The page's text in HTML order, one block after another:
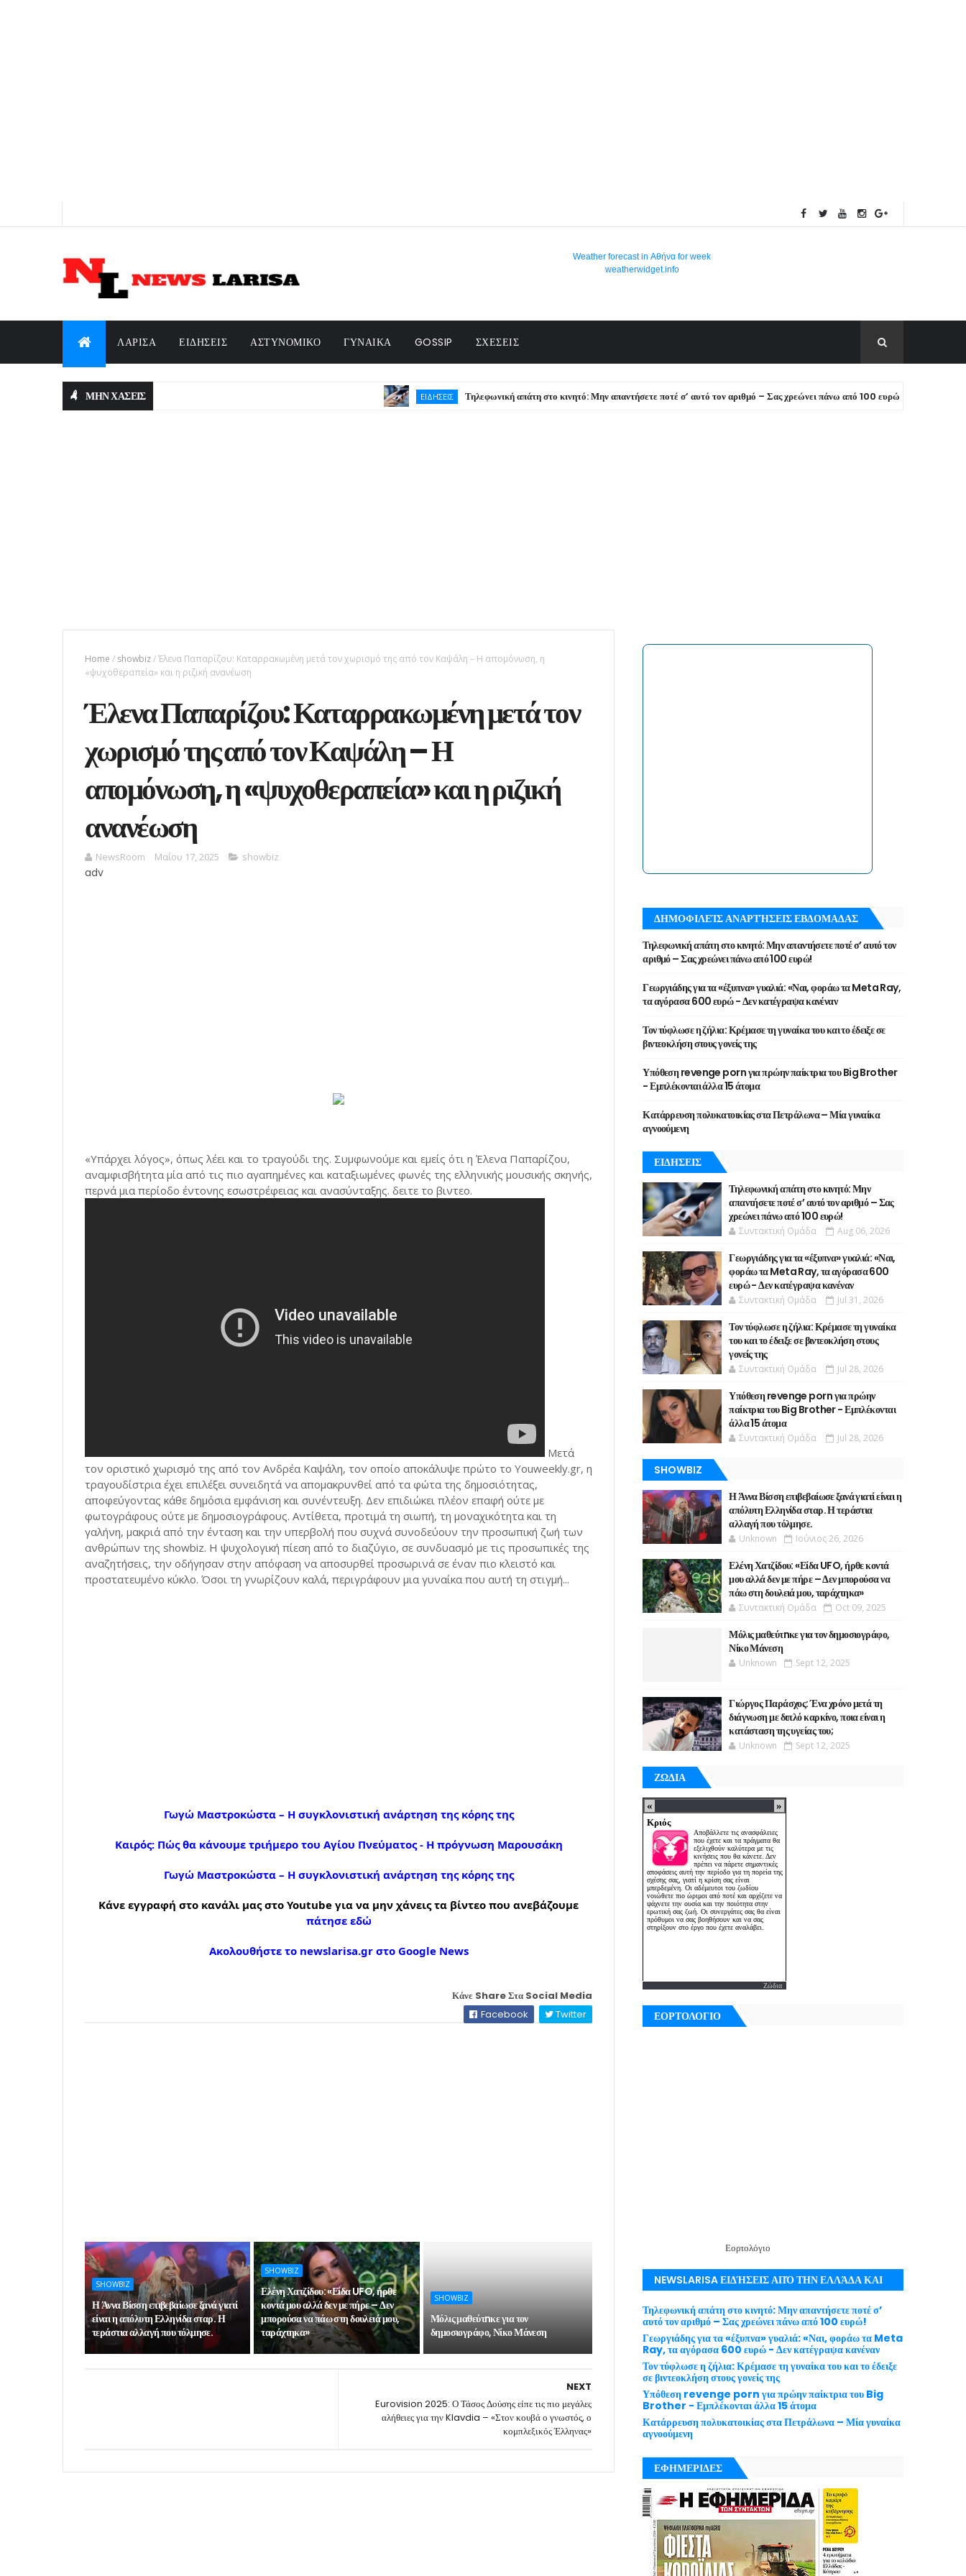
Weather forecast in Αθήνα for week
weatherwidget.info
ΛΑΡΙΣΑ ΕΙΔΗΣΕΙΣ ΑΣΤΥΝΟΜΙΚΟ ΓΥΝΑΙΚΑ GOSSIP ΣΧΕΣΕΙΣ
ΜΗΝ ΧΑΣΕΙΣ ΕΙΔΗΣΕΙΣ Τηλεφωνική απάτη στο κινητό: Μην απαντήσετε ποτέ σ’ αυτό τον αριθμό – Σας χρεώνει πάνω από 100 ευρώ!
Home / showbiz/Έλενα Παπαρίζου: Καταρρακωμένη μετά τον χωρισμό της από τον Καψάλη – Η απομόνωση, η
«ψυχοθεραπεία» και η ριζική ανανέωση
Έλενα Παπαρίζου: Καταρρακωμένη μετά τον
χωρισμό της από τον Καψάλη – Η
απομόνωση, η «ψυχοθεραπεία» και η ριζική
ανανέωση
NewsRoom Μαΐου 17, 2025 showbiz
adv
«Υπάρχει λόγος», όπως λέει και το τραγούδι της. Συμφωνούμε και εμείς ότι η Έλενα Παπαρίζου,
αναμφισβήτητα μία από τις πιο αγαπημένες και καταξιωμένες φωνές της ελληνικής μουσικής σκηνής,
περνά μια περίοδο έντονης εσωστρέφειας και ανασύνταξης. δειτε το βιντεο.
Μετά
τον οριστικό χωρισμό της από τον Ανδρέα Καψάλη, τον οποίο αποκάλυψε πρώτο το Youweekly.gr, η
τραγουδίστρια έχει επιλέξει συνειδητά να απομακρυνθεί από τα φώτα της δημοσιότητας,
αποφεύγοντας κάθε δημόσια εμφάνιση και συνέντευξη. Δεν επιδιώκει πλέον επαφή ούτε με
φωτογράφους ούτε με δημοσιογράφους. Αντίθετα, προτιμά τη σιωπή, τη μοναχικότητα και τη
γαλήνη, μακριά από την ένταση και την υπερβολή που συχνά συνοδεύουν την προσωπική ζωή των
ανθρώπων της showbiz. Η ψυχολογική πίεση από το διαζύγιο, σε συνδυασμό με τις προσωπικές της
αναζητήσεις, την οδήγησαν στην απόφαση να αποσυρθεί προσωρινά σε έναν πιο κλειστό και
προστατευμένο κύκλο. Όσοι τη γνωρίζουν καλά, περιγράφουν μια γυναίκα που αυτή τη στιγμή...
Γωγώ Μαστροκώστα – Η συγκλονιστική ανάρτηση της κόρης της
Καιρός: Πώς θα κάνουμε τριήμερο του Αγίου Πνεύματος - Η πρόγνωση Μαρουσάκη
Γωγώ Μαστροκώστα – Η συγκλονιστική ανάρτηση της κόρης της
Κάνε εγγραφή στο κανάλι μας στο Youtube για να μην χάνεις τα βίντεο που ανεβάζουμε
πάτησε εδώ
Ακολουθήστε το newslarisa.gr στο Google News
Κάνε Share Στα Social Media
Facebook
Twitter
SHOWBIZ
Η Άννα Βίσση επιβεβαίωσε ξανά γιατί
είναι η απόλυτη Ελληνίδα σταρ. Η
τεράστια αλλαγή που τόλμησε.
SHOWBIZ
Ελένη Χατζίδου: «Είδα UFO, ήρθε
κοντά μου αλλά δεν με πήρε – Δεν
μπορούσα να πάω στη δουλειά μου,
ταράχτηκα»
SHOWBIZ
Μόλις μαθεύτnκε για τον
δημοσιογράφο, Νίκο Μάνεση
NEXT
Eurovision 2025: Ο Τάσος Δούσης είπε τις πιο μεγάλες
αλήθειες για την Klavdia – «Στον κουβά ο γνωστός, ο
κομπλεξικός Έλληνας»
ΔΗΜΟΦΙΛΕΊΣ ΑΝΑΡΤΉΣΕΙΣ ΕΒΔΟΜΑΔΑΣ
Τηλεφωνική απάτη στο κινητό: Μην απαντήσετε ποτέ σ’ αυτό τον
αριθμό – Σας χρεώνει πάνω από 100 ευρώ!
Γεωργιάδης για τα «έξυπνα» γυαλιά: «Ναι, φοράω τα Meta Ray,
τα αγόρασα 600 ευρώ - Δεν κατέγραψα κανέναν
Τον τύφλωσε η ζήλια: Κρέμασε τη γυναίκα του και το έδειξε σε
βιντεοκλήση στους γονείς της
Υπόθεση revenge porn για πρώην παίκτρια του Big Brother
- Εμπλέκονται άλλα 15 άτομα
Κατάρρευση πολυκατοικίας στα Πετράλωνα – Μία γυναίκα
αγνοούμενη
ΕΙΔΗΣΕΙΣ
Τηλεφωνική απάτη στο κινητό: Μην
απαντήσετε ποτέ σ’ αυτό τον αριθμό – Σας
χρεώνει πάνω από 100 ευρώ!
Συντακτική Ομάδα Aug 06, 2026
Γεωργιάδης για τα «έξυπνα» γυαλιά: «Ναι,
φοράω τα Meta Ray, τα αγόρασα 600
ευρώ - Δεν κατέγραψα κανέναν
Συντακτική Ομάδα Jul 31, 2026
Τον τύφλωσε η ζήλια: Κρέμασε τη γυναίκα
του και το έδειξε σε βιντεοκλήση στους
γονείς της
Συντακτική Ομάδα Jul 28, 2026
Υπόθεση revenge porn για πρώην
παίκτρια του Big Brother - Εμπλέκονται
άλλα 15 άτομα
Συντακτική Ομάδα Jul 28, 2026
SHOWBIZ
Η Άννα Βίσση επιβεβαίωσε ξανά γιατί είναι η
απόλυτη Ελληνίδα σταρ. Η τεράστια
αλλαγή που τόλμησε.
Unknown Ιούνιος 26, 2026
Ελένη Χατζίδου: «Είδα UFO, ήρθε κοντά
μου αλλά δεν με πήρε – Δεν μπορούσα να
πάω στη δουλειά μου, ταράχτηκα»
Συντακτική Ομάδα Oct 09, 2025
Μόλις μαθεύτnκε για τον δημοσιογράφο,
Νίκο Μάνεση
Unknown Sept 12, 2025
Γιώργος Παράσχος: Ένα χρόνο μετά τη
διάγνωση με διπλό καρκίνο, ποια είναι η
κατάσταση της υγείας του;
Unknown Sept 12, 2025
ΖΩΔΙΑ
Ζώδια
ΕΟΡΤΟΛΟΓΙΟ
Εορτολόγιο
NEWSLARISA ΕΙΔΉΣΕΙΣ ΑΠΌ ΤΗΝ ΕΛΛΆΔΑ ΚΑΙ
ΤΟΝ ΚΌΣΜΟ ΜΕ ΕΓΚΥΡΌΤΗΤΑ
Τηλεφωνική απάτη στο κινητό: Μην απαντήσετε ποτέ σ’
αυτό τον αριθμό – Σας χρεώνει πάνω από 100 ευρώ!
Γεωργιάδης για τα «έξυπνα» γυαλιά: «Ναι, φοράω τα Meta
Ray, τα αγόρασα 600 ευρώ - Δεν κατέγραψα κανέναν
Τον τύφλωσε η ζήλια: Κρέμασε τη γυναίκα του και το έδειξε
σε βιντεοκλήση στους γονείς της
Υπόθεση revenge porn για πρώην παίκτρια του Big
Brother - Εμπλέκονται άλλα 15 άτομα
Κατάρρευση πολυκατοικίας στα Πετράλωνα – Μία γυναίκα
αγνοούμενη
ΕΦΗΜΕΡΙΔΕΣ